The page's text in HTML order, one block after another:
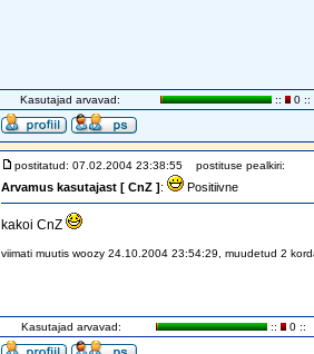
Kasutajad arvavad: :: 0 ::
postitatud: 07.02.2004 23:38:55 postituse pealkiri:
Arvamus kasutajast [ CnZ ]: Positiivne
kakoi CnZ
viimati muutis woozy 24.10.2004 23:54:29, muudetud 2
Kasutajad arvavad: :: 0 ::